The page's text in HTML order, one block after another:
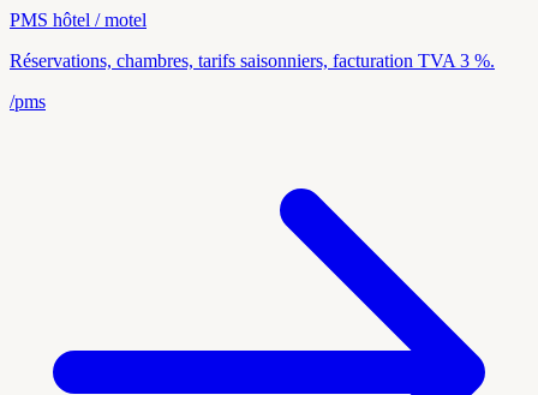
PMS hôtel / motel
Réservations, chambres, tarifs saisonniers, facturation TVA 3 %.
/pms